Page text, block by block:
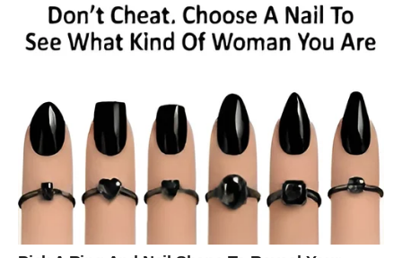
pobedu.
I upravo zato pred Ovnom su dani ponosa, priznanja i
stabilnog napretka.